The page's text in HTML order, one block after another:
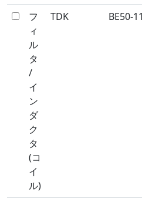
フ
ィ
ル
タ
/
イ
ン
ダ
ク
タ
(コ
イ
ル)
TDK BE50-